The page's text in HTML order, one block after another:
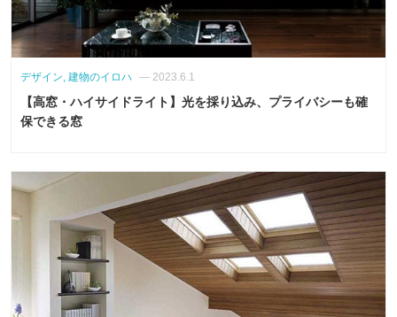
デザイン, 建物のイロハ — 2023.6.1
【高窓・ハイサイドライト】光を採り込み、プライバシーも確
保できる窓